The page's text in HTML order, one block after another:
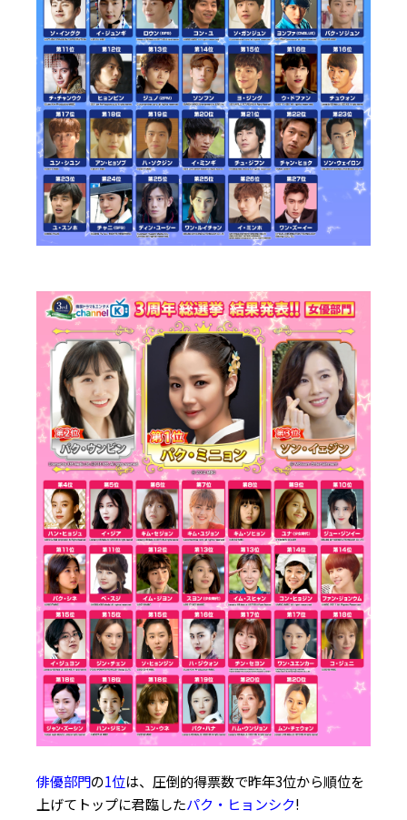
俳優部門の1位は、圧倒的得票数で昨年3位から順位を
上げてトップに君臨したパク・ヒョンシク!